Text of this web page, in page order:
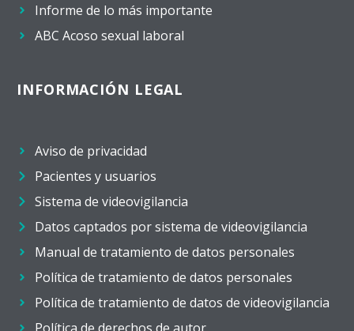
Informe de lo más importante
ABC Acoso sexual laboral
INFORMACIÓN LEGAL
Aviso de privacidad
Pacientes y usuarios
Sistema de videovigilancia
Datos captados por sistema de videovigilancia
Manual de tratamiento de datos personales
Política de tratamiento de datos personales
Política de tratamiento de datos de videovigilancia
Política de derechos de autor